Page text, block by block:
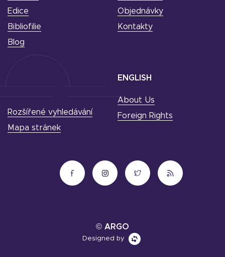
Edice
Bibliofilie
Blog
Objednávky
Kontakty
ENGLISH
About Us
Foreign Rights
Rozšířené vyhledávání
Mapa stránek
© ARGO
Designed by